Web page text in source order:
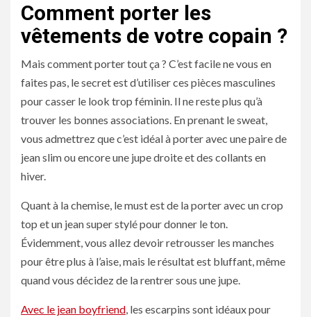
Comment porter les
vêtements de votre copain ?
Mais comment porter tout ça ? C’est facile ne vous en
faites pas, le secret est d’utiliser ces pièces masculines
pour casser le look trop féminin. Il ne reste plus qu’à
trouver les bonnes associations. En prenant le sweat,
vous admettrez que c’est idéal à porter avec une paire de
jean slim ou encore une jupe droite et des collants en
hiver.
Quant à la chemise, le must est de la porter avec un crop
top et un jean super stylé pour donner le ton.
Évidemment, vous allez devoir retrousser les manches
pour être plus à l’aise, mais le résultat est bluffant, même
quand vous décidez de la rentrer sous une jupe.
Avec le jean boyfriend, les escarpins sont idéaux pour